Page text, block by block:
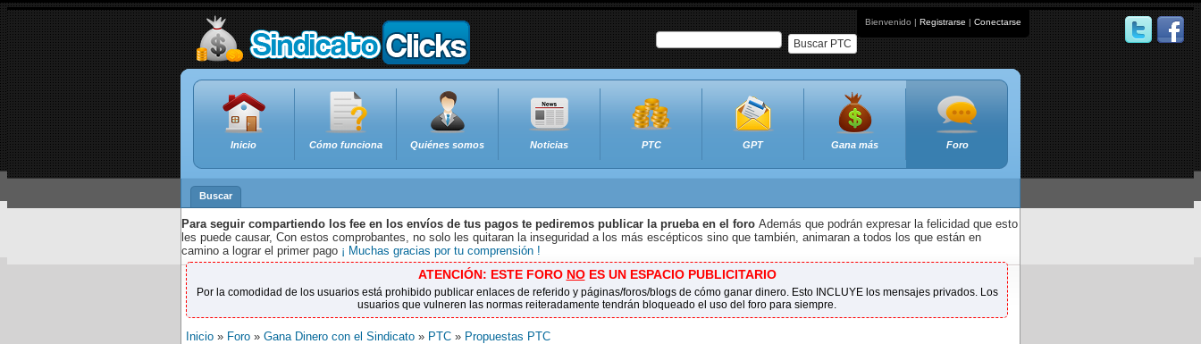
Bienvenido | Registrarse | Conectarse
Buscar PTC
Inicio Cómo funciona Quiénes somos Noticias PTC GPT Gana más Foro
Buscar
Para seguir compartiendo los fee en los envíos de tus pagos te pediremos publicar la prueba en el foro Además que podrán expresar la felicidad que esto
les puede causar, Con estos comprobantes, no solo les quitaran la inseguridad a los más escépticos sino que también, animaran a todos los que están en
camino a lograr el primer pago ¡ Muchas gracias por tu comprensión !
ATENCIÓN: ESTE FORO NOES UN ESPACIO PUBLICITARIO
Por la comodidad de los usuarios está prohibido publicar enlaces de referido y páginas/foros/blogs de cómo ganar dinero. Esto INCLUYE los mensajes privados. Los
usuarios que vulneren las normas reiteradamente tendrán bloqueado el uso del foro para siempre.
Inicio » Foro » Gana Dinero con el Sindicato » PTC » Propuestas PTC